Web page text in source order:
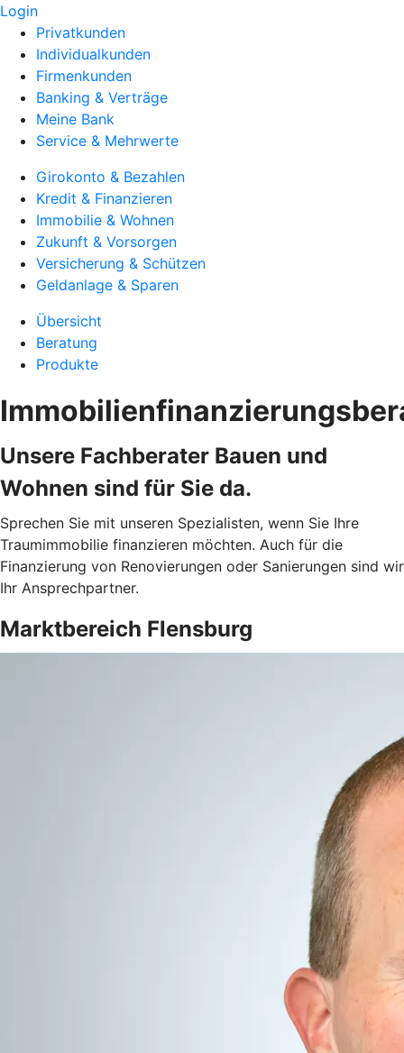
Login
Privatkunden
Individualkunden
Firmenkunden
Banking & Verträge
Meine Bank
Service & Mehrwerte
Girokonto & Bezahlen
Kredit & Finanzieren
Immobilie & Wohnen
Zukunft & Vorsorgen
Versicherung & Schützen
Geldanlage & Sparen
Übersicht
Beratung
Produkte
Unsere Fachberater Bauen und
Wohnen sind für Sie da.
Sprechen Sie mit unseren Spezialisten, wenn Sie Ihre
Traumimmobilie finanzieren möchten. Auch für die
Finanzierung von Renovierungen oder Sanierungen sind wir
Ihr Ansprechpartner.
Marktbereich Flensburg